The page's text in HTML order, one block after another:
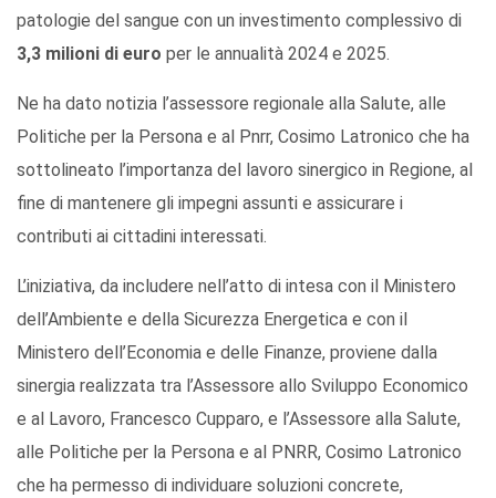
patologie del sangue con un investimento complessivo di
3,3 milioni di euro per le annualità 2024 e 2025.
Ne ha dato notizia l’assessore regionale alla Salute, alle
Politiche per la Persona e al Pnrr, Cosimo Latronico che ha
sottolineato l’importanza del lavoro sinergico in Regione, al
fine di mantenere gli impegni assunti e assicurare i
contributi ai cittadini interessati.
L’iniziativa, da includere nell’atto di intesa con il Ministero
dell’Ambiente e della Sicurezza Energetica e con il
Ministero dell’Economia e delle Finanze, proviene dalla
sinergia realizzata tra l’Assessore allo Sviluppo Economico
e al Lavoro, Francesco Cupparo, e l’Assessore alla Salute,
alle Politiche per la Persona e al PNRR, Cosimo Latronico
che ha permesso di individuare soluzioni concrete,